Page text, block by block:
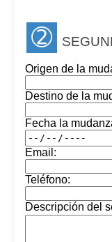
➁
Origen de la
Destino de la
Fecha la
Email:
Teléfono:
Descripción del